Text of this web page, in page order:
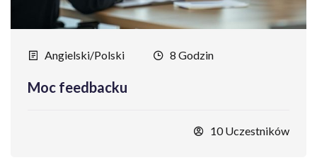
Angielski/Polski 8 Godzin
Moc feedbacku
10 Uczestników